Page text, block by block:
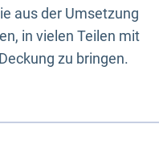
aus der Umsetzung
in vielen Teilen mit
zu bringen.